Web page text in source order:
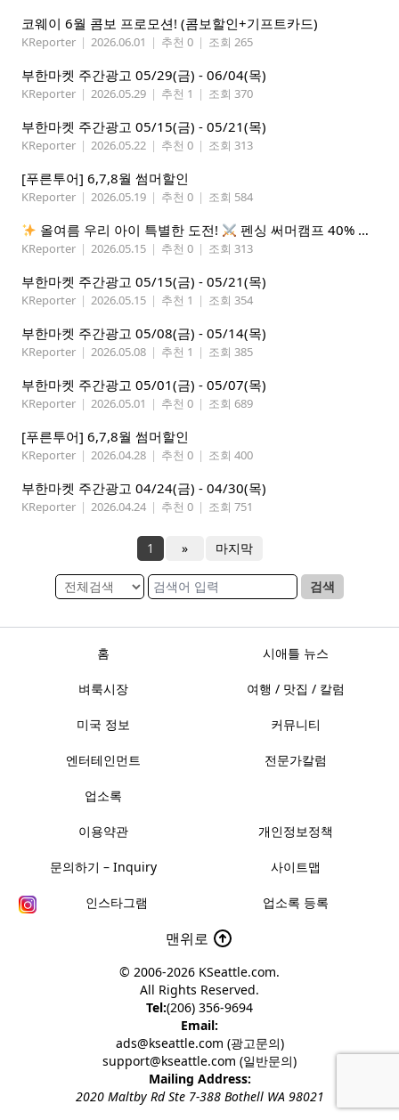
코웨이 6월 콤보 프로모션! (콤보할인+기프트카드)
KReporter | 2026.06.01 | 추천 0 | 조회 265
부한마켓 주간광고 05/29(금) - 06/04(목)
KReporter | 2026.05.29 | 추천 1 | 조회 370
부한마켓 주간광고 05/15(금) - 05/21(목)
KReporter | 2026.05.22 | 추천 0 | 조회 313
[푸른투어] 6,7,8월 썸머할인
KReporter | 2026.05.19 | 추천 0 | 조회 584
올여름 우리 아이 특별한 도전! 펜싱 써머캠프 40% 선착순 할인
KReporter | 2026.05.15 | 추천 0 | 조회 313
부한마켓 주간광고 05/15(금) - 05/21(목)
KReporter | 2026.05.15 | 추천 1 | 조회 354
부한마켓 주간광고 05/08(금) - 05/14(목)
KReporter | 2026.05.08 | 추천 1 | 조회 385
부한마켓 주간광고 05/01(금) - 05/07(목)
KReporter | 2026.05.01 | 추천 0 | 조회 689
[푸른투어] 6,7,8월 썸머할인
KReporter | 2026.04.28 | 추천 0 | 조회 400
부한마켓 주간광고 04/24(금) - 04/30(목)
KReporter | 2026.04.24 | 추천 0 | 조회 751
1 » 마지막
검색
홈 시애틀 뉴스
벼룩시장 여행 / 맛집 / 칼럼
미국 정보 커뮤니티
엔터테인먼트 전문가칼럼
업소록
이용약관 개인정보정책
문의하기 – Inquiry 사이트맵
인스타그램 업소록 등록
맨위로
© 2006-2026 KSeattle.com.
All Rights Reserved.
Tel:(206) 356-9694
Email:
ads@kseattle.com (광고문의)
support@kseattle.com (일반문의)
Mailing Address:
2020 Maltby Rd Ste 7-388 Bothell WA 98021